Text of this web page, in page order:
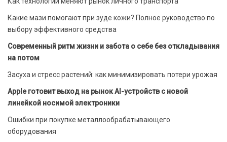
Какие мази помогают при зуде кожи? Полное руководство по
выбору эффективного средства
Современный ритм жизни и забота о себе без откладывания
на потом
Засуха и стресс растений: как минимизировать потери урожая
Apple готовит выход на рынок AI-устройств с новой
линейкой носимой электроники
Ошибки при покупке металлообрабатывающего
оборудования